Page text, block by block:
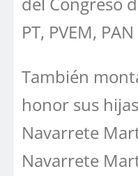
PT, PVEM,
También
honor sus
Navarrete
Navarrete